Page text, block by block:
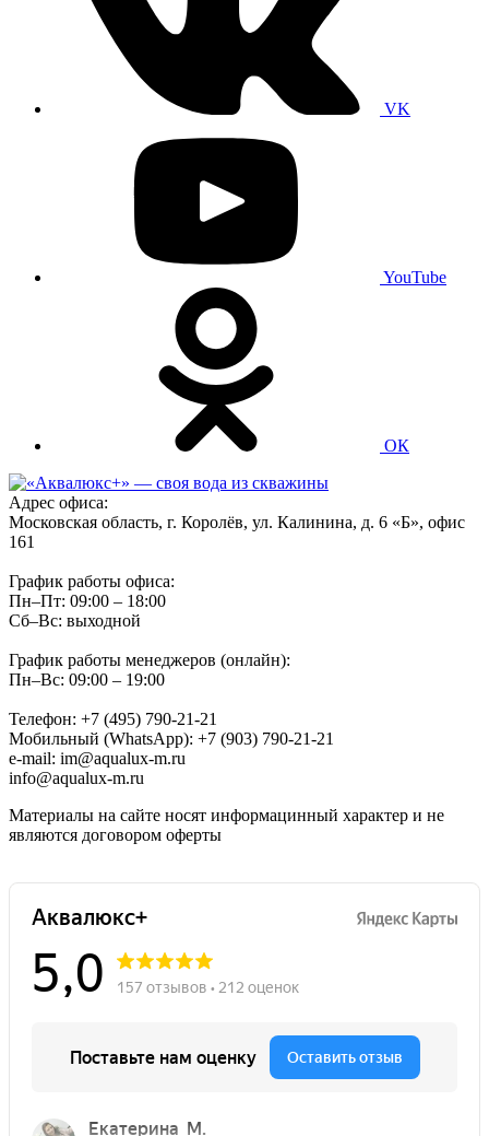
VK
YouTube
ОК
Адрес офиса:
Московская область, г. Королёв, ул. Калинина, д. 6 «Б», офис
161
График работы офиса:
Пн–Пт: 09:00 – 18:00
Сб–Вс: выходной
График работы менеджеров (онлайн):
Пн–Вс: 09:00 – 19:00
Телефон: +7 (495) 790-21-21
Мобильный (WhatsApp): +7 (903) 790-21-21
e-mail: im@aqualux-m.ru
info@aqualux-m.ru
Материалы на сайте носят информацинный характер и не
являются договором оферты